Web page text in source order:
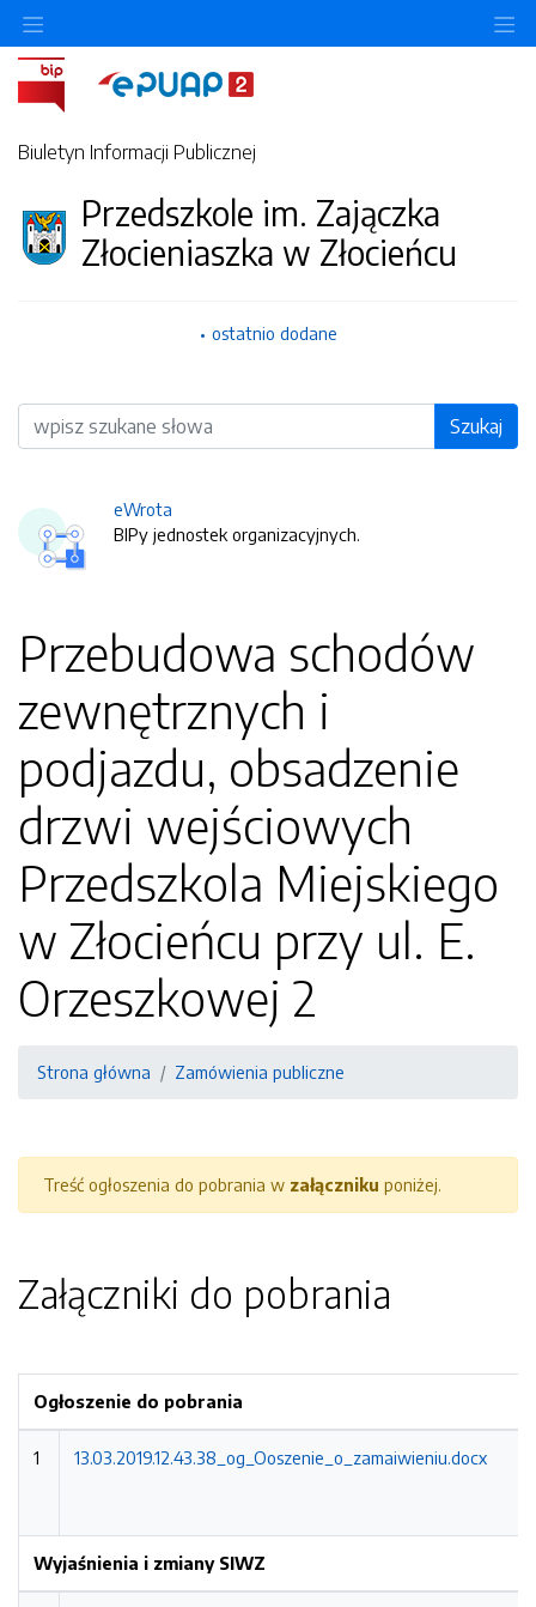
Biuletyn Informacji Publicznej
Przedszkole im. Zajączka
Złocieniaszka w Złocieńcu
ostatnio dodane
Wyszukiwarka Szukaj
eWrota
BIPy jednostek organizacyjnych.
Przebudowa schodów
zewnętrznych i
podjazdu, obsadzenie
drzwi wejściowych
Przedszkola Miejskiego
w Złocieńcu przy ul. E.
Orzeszkowej 2
Strona główna Zamówienia publiczne
Treść ogłoszenia do pobrania w załączniku poniżej.
Załączniki do pobrania
Ogłoszenie do pobrania
1 13.03.2019.12.43.38_og_Ooszenie_o_zamaiwieniu.docx
Wyjaśnienia i zmiany SIWZ